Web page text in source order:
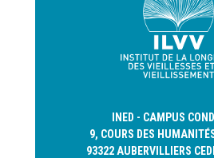
INED - CAMPUS
9, COURS DES
93322 AUBERVILLIERS